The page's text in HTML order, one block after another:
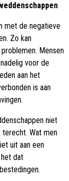
met de negatieve
Zo kan
Mensen
voor de
aan het
is aan
niet
Wat men
uit aan een
dat